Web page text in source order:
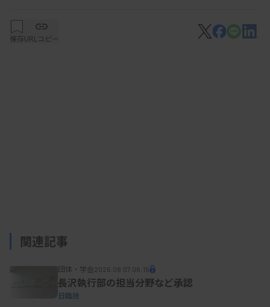
保存URLコピー
関連記事
団体・学会2026.08.07 06:15
長沢執行部の担当分野など承認
日臨技